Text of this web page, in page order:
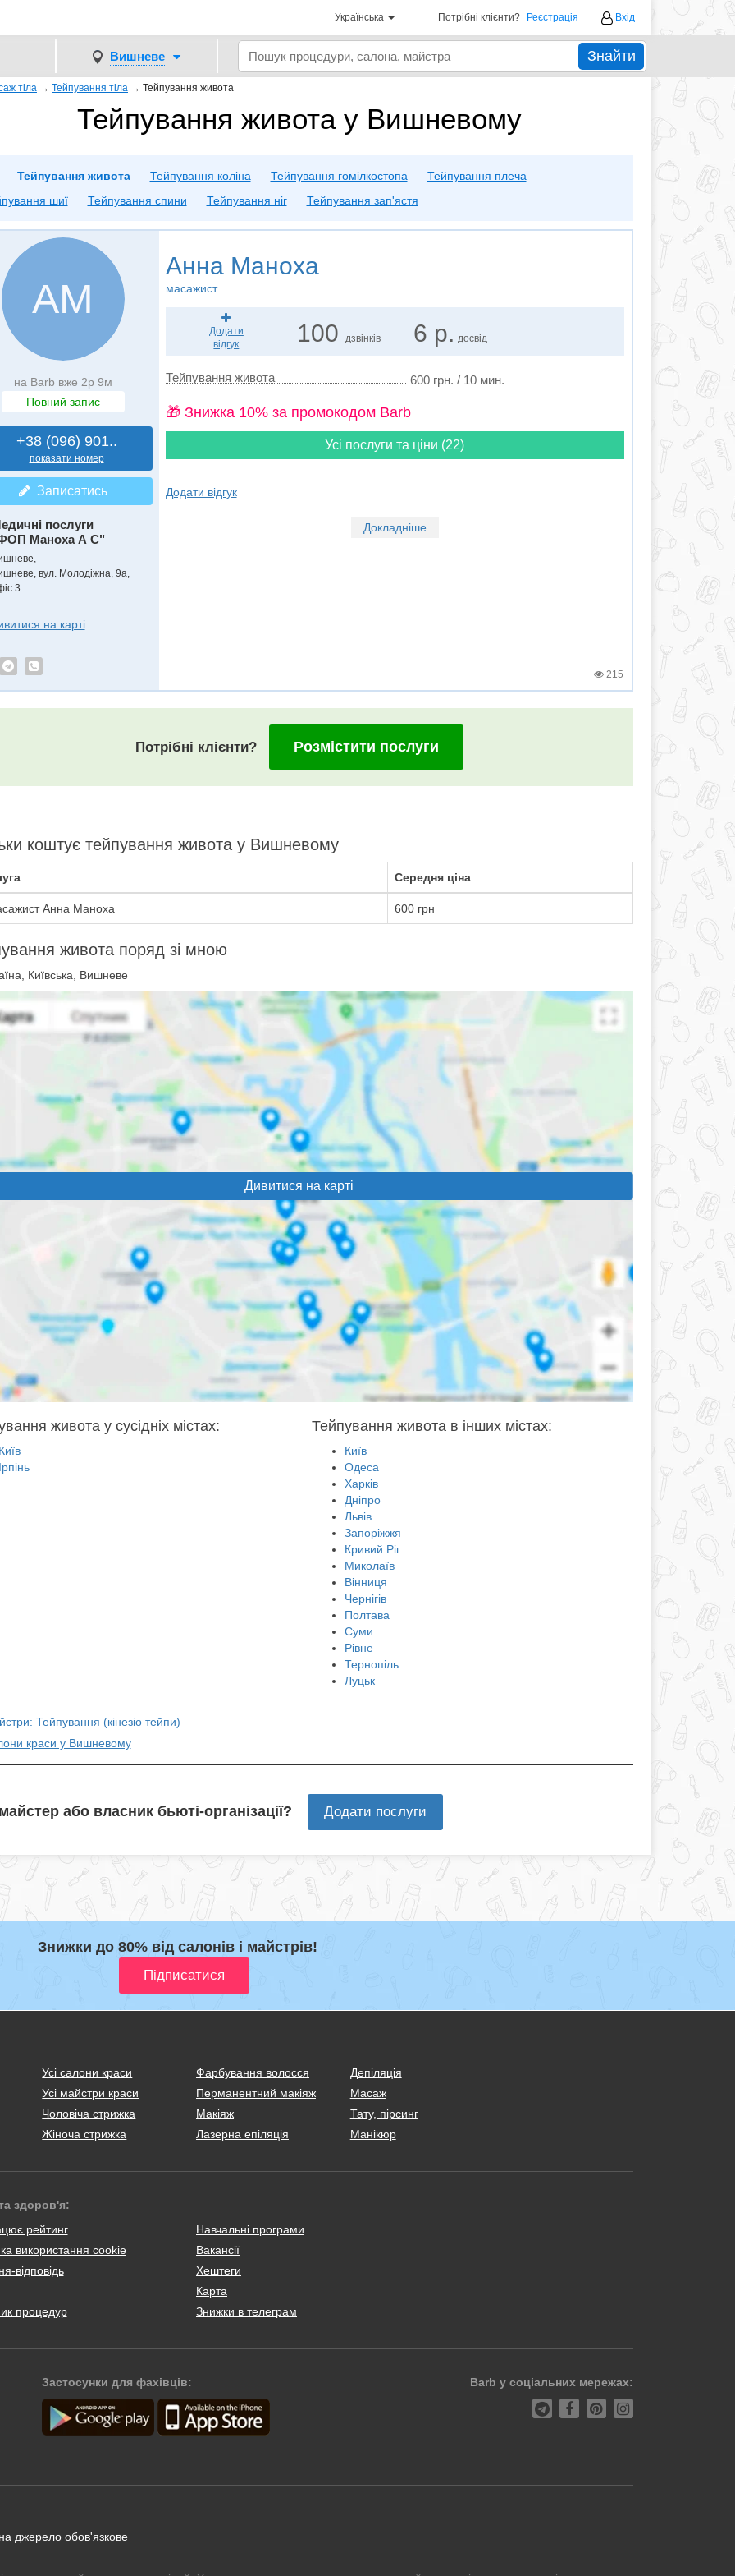
Українська Потрібні клієнти? Реєстрація Вхід
Вишневе Знайти
тіла → Тейпування тіла → Тейпування живота
Тейпування живота у Вишневому
Тейпування живота Тейпування коліна Тейпування гомілкостопа
Тейпування плеча
шиї
Тейпування спини Тейпування ніг Тейпування зап'ястя
АМ
на Barb вже 2р 9м
Повний запис
+38 (096) 901..
показати номер
Записатись
послуги
Маноха А С"
вул. Молодіжна, 9а,
3
на карті
Анна Маноха
масажист
Додати
відгук
100 дзвінків 6 р. досвід
Тейпування живота 600 грн. / 10 мин.
🎁 Знижка 10% за промокодом Barb
Усі послуги та ціни (22)
Додати відгук
Докладніше
215
Потрібні клієнти? Розмістити послуги
коштує тейпування живота у Вишневому
Середня ціна
Анна Маноха 600 грн
живота поряд зі мною
Київська, Вишневе
Дивитися на карті
живота у сусідніх містах: Тейпування живота в інших містах:
Київ
Одеса
Харків
Дніпро
Львів
Запоріжжя
Кривий Ріг
Миколаїв
Вінниця
Чернігів
Полтава
Суми
Рівне
Тернопіль
Луцьк
Тейпування (кінезiо тейпи)
краси у Вишневому
або власник бьюті-організації? Додати послуги
Знижки до 80% від салонів і майстрів!
Усі салони краси
Усі майстри краси
Чоловіча стрижка
Жіноча стрижка
Фарбування волосся
Перманентний макіяж
Макіяж
Лазерна епіляція
Депіляція
Масаж
Тату, пірсинг
Манікюр
здоров'я:
рейтинг
використання cookie
відповідь
процедур
Навчальні програми
Вакансії
Хештеги
Карта
Знижки в телеграм
Застосунки для фахівців: Barb у соціальних мережах:
джерело обов'язкове